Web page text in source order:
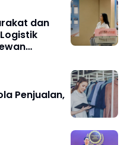
dan
Penjualan,